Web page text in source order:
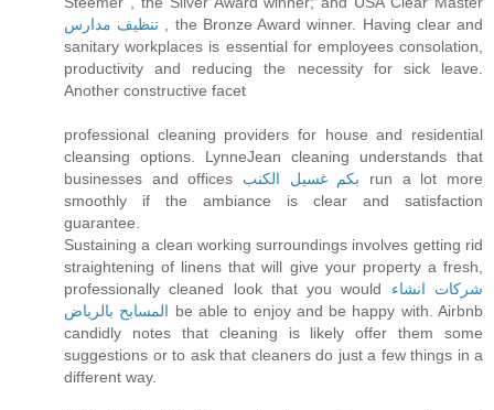
تنظيف مدارس , the Bronze Award winner. Having clear and
sanitary workplaces is essential for employees consolation,
productivity and reducing the necessity for sick leave.
Another constructive facet
professional cleaning providers for house and residential
cleansing options. LynneJean cleaning understands that
businesses and offices بكم غسيل الكنب run a lot more
smoothly if the ambiance is clear and satisfaction
guarantee.
Sustaining a clean working surroundings involves getting rid
straightening of linens that will give your property a fresh,
professionally cleaned look that you would شركات انشاء
المسابح بالرياض be able to enjoy and be happy with. Airbnb
candidly notes that cleaning is likely offer them some
suggestions or to ask that cleaners do just a few things in a
different way.